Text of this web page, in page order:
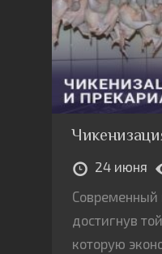
24 июня
Современный
достигнув
которую